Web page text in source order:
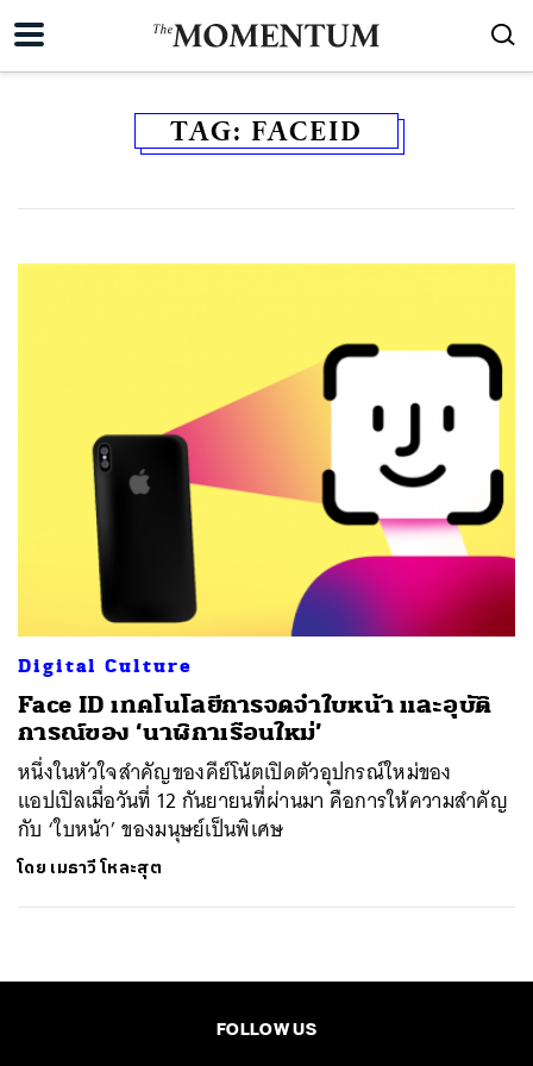
TAG: FACEID
Digital Culture
Face ID เทคโนโลยีการจดจำใบหน้า และอุบัติ
การณ์ของ ‘นาฬิกาเรือนใหม่’
หนึ่งในหัวใจสำคัญของคีย์โน้ตเปิดตัวอุปกรณ์ใหม่ของ
แอปเปิลเมื่อวันที่ 12 กันยายนที่ผ่านมา คือการให้ความสำคัญ
กับ ‘ใบหน้า’ ของมนุษย์เป็นพิเศษ
โดย เมธาวี โหละสุต
FOLLOW US
LINE EMAIL